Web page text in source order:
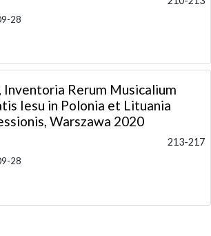
28
Inventoria Rerum Musicalium
Iesu in Polonia et Lituania
Warszawa 2020
213-217
28